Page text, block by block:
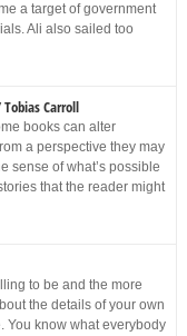
a target of government
Ali also sailed too
Carroll
books can alter
a perspective they may
sense of what’s possible
that the reader might
to be and the more
the details of your own
You know what everybody